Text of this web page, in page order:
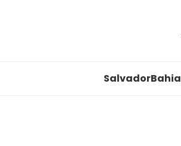
SalvadorBahia